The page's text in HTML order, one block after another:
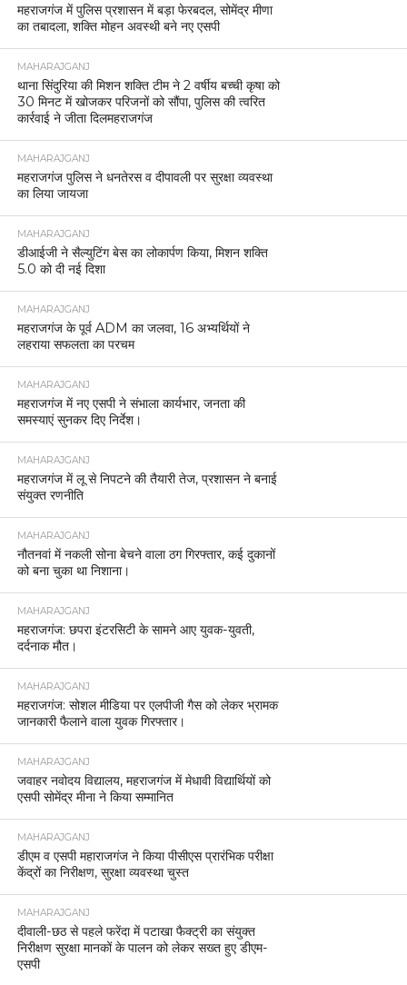
महराजगंज में पुलिस प्रशासन में बड़ा फेरबदल, सोमेंद्र मीणा
का तबादला, शक्ति मोहन अवस्थी बने नए एसपी
MAHARAJGANJ
थाना सिंदुरिया की मिशन शक्ति टीम ने 2 वर्षीय बच्ची कृषा को
30 मिनट में खोजकर परिजनों को सौंपा, पुलिस की त्वरित
कार्रवाई ने जीता दिलमहराजगंज
MAHARAJGANJ
महराजगंज पुलिस ने धनतेरस व दीपावली पर सुरक्षा व्यवस्था
का लिया जायजा
MAHARAJGANJ
डीआईजी ने सैल्युटिंग बेस का लोकार्पण किया, मिशन शक्ति
5.0 को दी नई दिशा
MAHARAJGANJ
महराजगंज के पूर्व ADM का जलवा, 16 अभ्यर्थियों ने
लहराया सफलता का परचम
MAHARAJGANJ
महराजगंज में नए एसपी ने संभाला कार्यभार, जनता की
समस्याएं सुनकर दिए निर्देश।
MAHARAJGANJ
महराजगंज में लू से निपटने की तैयारी तेज, प्रशासन ने बनाई
संयुक्त रणनीति
MAHARAJGANJ
नौतनवां में नकली सोना बेचने वाला ठग गिरफ्तार, कई दुकानों
को बना चुका था निशाना।
MAHARAJGANJ
महराजगंज: छपरा इंटरसिटी के सामने आए युवक-युवती,
दर्दनाक मौत।
MAHARAJGANJ
महराजगंज: सोशल मीडिया पर एलपीजी गैस को लेकर भ्रामक
जानकारी फैलाने वाला युवक गिरफ्तार।
MAHARAJGANJ
जवाहर नवोदय विद्यालय, महराजगंज में मेधावी विद्यार्थियों को
एसपी सोमेंद्र मीना ने किया सम्मानित
MAHARAJGANJ
डीएम व एसपी महाराजगंज ने किया पीसीएस प्रारंभिक परीक्षा
केंद्रों का निरीक्षण, सुरक्षा व्यवस्था चुस्त
MAHARAJGANJ
दीवाली-छठ से पहले फरेंदा में पटाखा फैक्ट्री का संयुक्त
निरीक्षण सुरक्षा मानकों के पालन को लेकर सख्त हुए डीएम-
एसपी